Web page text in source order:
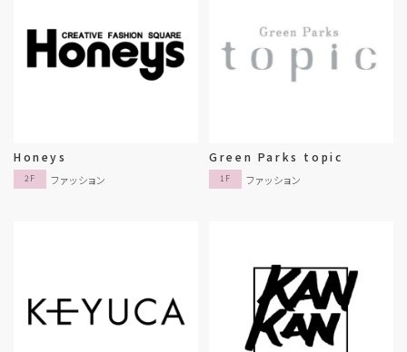
Honeys
2F ファッション
Green Parks topic
1F ファッション